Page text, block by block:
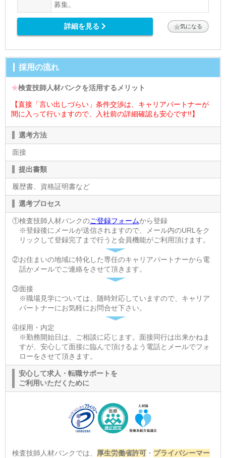
募集。
詳細を見る 気になる
採用の流れ
★検査技師人材バンクを活用するメリット
【直接「言い出しづらい」条件交渉は、キャリアパートナーが
間に入って行いますので、入社前の詳細確認も安心です!!】
選考方法
面接
提出書類
履歴書、資格証明書など
選考プロセス
①検査技師人材バンクのご登録フォームから登録
※登録後にメールが送信されますので、メール内のURLをク
リックして登録完了まで行うと会員機能がご利用頂けます。
②お住まいの地域に特化した専任のキャリアパートナーから電
話かメールでご連絡をさせて頂きます。
③面接
※職場見学については、随時対応していますので、キャリア
パートナーにお気軽にお問合せ下さい。
④採用・内定
※勤務開始日は、ご相談に応じます。面接同行は出来かねま
すが、安心して面接に臨んで頂けるよう電話とメールでフォ
ローをさせて頂きます。
安心して求人・転職サポートを
ご利用いただくために
検査技師人材バンクでは、 厚生労働省許可・ プライバシーマー